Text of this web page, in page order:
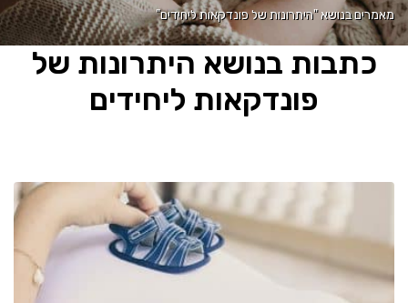
מאמרים בנושא "היתרונות של פונדקאות ליחידים"
כתבות בנושא היתרונות של
פונדקאות ליחידים